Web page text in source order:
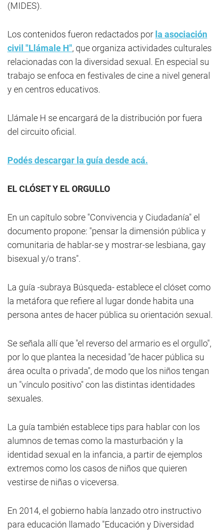
(MIDES).
Los contenidos fueron redactados por la asociación
civil "Llámale H", que organiza actividades culturales
relacionadas con la diversidad sexual. En especial su
trabajo se enfoca en festivales de cine a nivel general
y en centros educativos.
Llámale H se encargará de la distribución por fuera
del circuito oficial.
Podés descargar la guía desde acá.
EL CLÓSET Y EL ORGULLO
En un capítulo sobre "Convivencia y Ciudadanía" el
documento propone: "pensar la dimensión pública y
comunitaria de hablar-se y mostrar-se lesbiana, gay
bisexual y/o trans".
La guía -subraya Búsqueda- establece el clóset como
la metáfora que refiere al lugar donde habita una
persona antes de hacer pública su orientación sexual.
Se señala allí que "el reverso del armario es el orgullo",
por lo que plantea la necesidad "de hacer pública su
área oculta o privada", de modo que los niños tengan
un "vínculo positivo" con las distintas identidades
sexuales.
La guía también establece tips para hablar con los
alumnos de temas como la masturbación y la
identidad sexual en la infancia, a partir de ejemplos
extremos como los casos de niños que quieren
vestirse de niñas o viceversa.
En 2014, el gobierno había lanzado otro instructivo
para educación llamado "Educación y Diversidad